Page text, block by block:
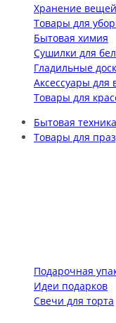
Хранение вещей
Товары для
Бытовая химия
Сушилки для
Гладильные
Аксессуары для
Товары для
Бытовая техника
Товары для
Подарочная
Идеи подарков
Свечи для торта